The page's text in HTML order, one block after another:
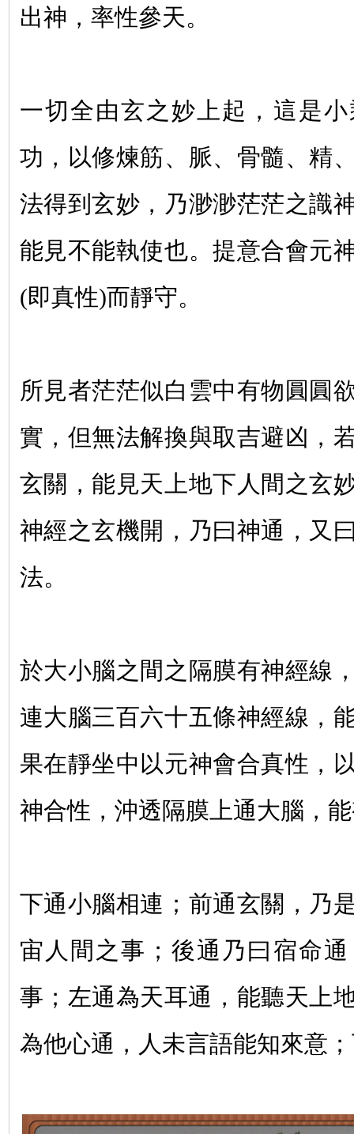
出神，率性參天。
一切全由玄之妙上起，這是
功，以修煉筋、脈、骨髓、精
法得到玄妙，乃渺渺茫茫之識
能見不能執使也。提意合會元
(即真性)而靜守。
所見者茫茫似白雲中有物圓圓
實，但無法解換與取吉避凶，
玄關，能見天上地下人間之玄
神經之玄機開，乃曰神通，又
法。
於大小腦之間之隔膜有神經線
連大腦三百六十五條神經線，
果在靜坐中以元神會合真性，
神合性，沖透隔膜上通大腦，
下通小腦相連；前通玄關，乃
宙人間之事；後通乃曰宿命
事；左通為天耳通，能聽天上
為他心通，人未言語能知來意